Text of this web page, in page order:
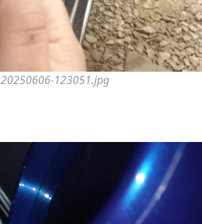
20250606-123051.jpg